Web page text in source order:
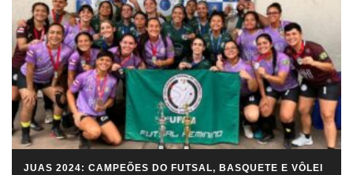
JUAS 2024: CAMPEÕES DO FUTSAL, BASQUETE E VÔLEI